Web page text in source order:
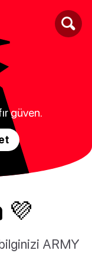
güven.
💜
ARMY